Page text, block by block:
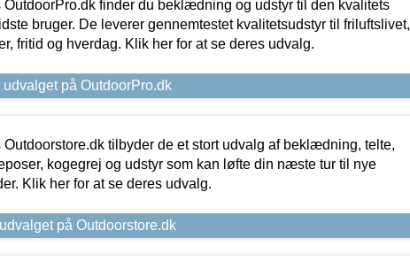
OutdoorPro.dk finder du beklædning og udstyr til den kvalitets
bruger. De leverer gennemtestet kvalitetsudstyr til friluftslivet,
fritid og hverdag. Klik her for at se deres udvalg.
udvalget på OutdoorPro.dk
Outdoorstore.dk tilbyder de et stort udvalg af beklædning, telte,
kogegrej og udstyr som kan løfte din næste tur til nye
Klik her for at se deres udvalg.
på Outdoorstore.dk